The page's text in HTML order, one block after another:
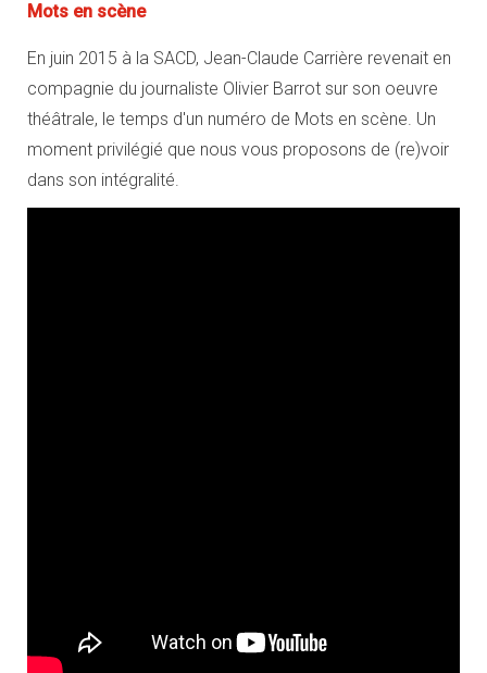
Mots en scène
En juin 2015 à la SACD, Jean-Claude Carrière revenait en
compagnie du journaliste Olivier Barrot sur son oeuvre
théâtrale, le temps d'un numéro de Mots en scène. Un
moment privilégié que nous vous proposons de (re)voir
dans son intégralité.